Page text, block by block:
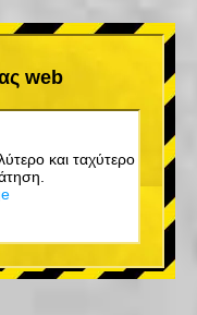
web
και ταχύτερο